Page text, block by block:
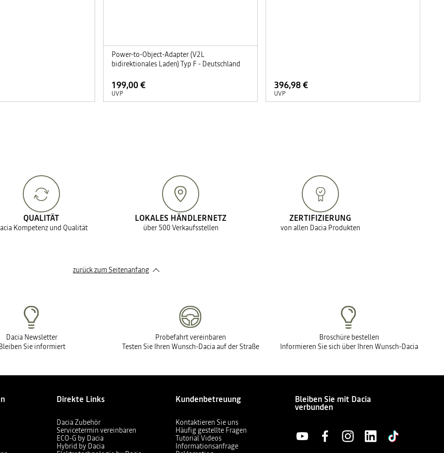
Power-to-Object-Adapter (V2L
bidirektionales Laden) Typ F - Deutschland
199,00 €
UVP
396,98 €
UVP
QUALITÄT
Kompetenz und Qualität
LOKALES HÄNDLERNETZ
über 500 Verkaufsstellen
ZERTIFIZIERUNG
von allen Dacia Produkten
zurück zum Seitenanfang
Dacia Newsletter
Sie informiert
Probefahrt vereinbaren
Testen Sie Ihren Wunsch-Dacia auf der Straße
Broschüre bestellen
Informieren Sie sich über Ihren Wunsch-Dacia
Direkte Links
Dacia Zubehör
Servicetermin vereinbaren
ECO-G by Dacia
Hybrid by Dacia
Kundenbetreuung
Kontaktieren Sie uns
Häufig gestellte Fragen
Tutorial Videos
Informationsanfrage
Bleiben Sie mit Dacia
verbunden